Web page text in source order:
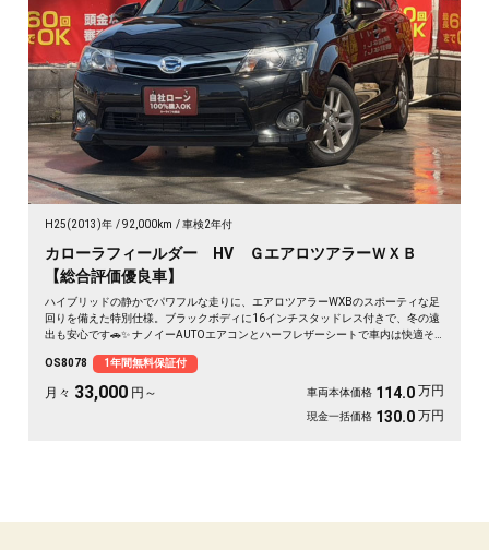
H25(2013)年 92,000km 車検2年付
カローラフィールダー HV ＧエアロツアラーＷＸＢ
【総合評価優良車】
ハイブリッドの静かでパワフルな走りに、エアロツアラーWXBのスポーティな足
回りを備えた特別仕様。ブラックボディに16インチスタッドレス付きで、冬の遠
出も安心です🚗✨ ナノイーAUTOエアコンとハーフレザーシートで車内は快適そ
週末のドライブも通勤も、燃費を気にせず走り出せる一台💫《1年保証付》👍
OS8078 1年間無料保証付
月々 33,000 円～ 車両本体価格 114.0 万円
現金一括価格 130.0 万円